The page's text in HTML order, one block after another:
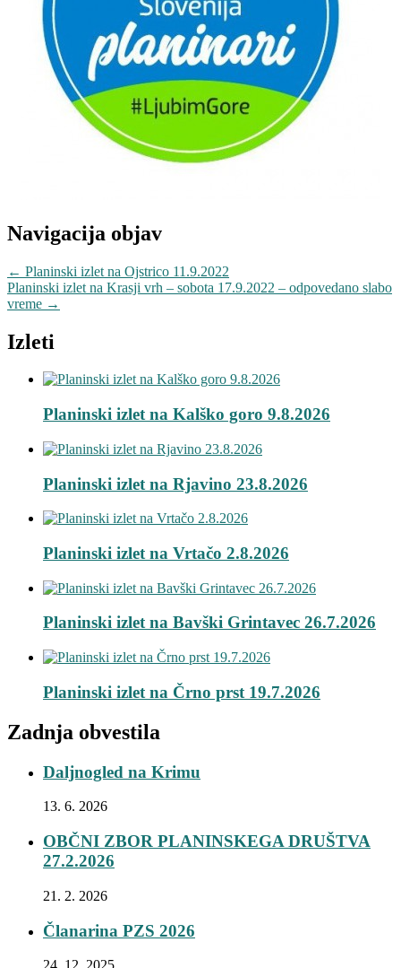
Navigacija objav
← Planinski izlet na Ojstrico 11.9.2022
Planinski izlet na Krasji vrh – sobota 17.9.2022 – odpovedano slabo
vreme →
Izleti
Planinski izlet na Kalško goro 9.8.2026
Planinski izlet na Rjavino 23.8.2026
Planinski izlet na Vrtačo 2.8.2026
Planinski izlet na Bavški Grintavec 26.7.2026
Planinski izlet na Črno prst 19.7.2026
Zadnja obvestila
Daljnogled na Krimu
13. 6. 2026
OBČNI ZBOR PLANINSKEGA DRUŠTVA
27.2.2026
21. 2. 2026
Članarina PZS 2026